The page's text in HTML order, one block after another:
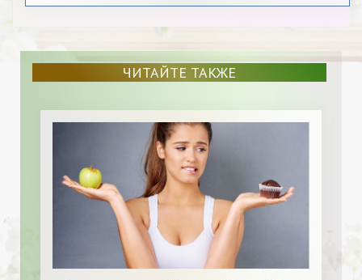
ЧИТАЙТЕ ТАКЖЕ